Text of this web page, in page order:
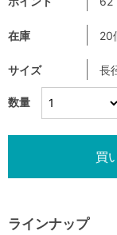
数量
在庫 20
サイズ 長
ラインナップ